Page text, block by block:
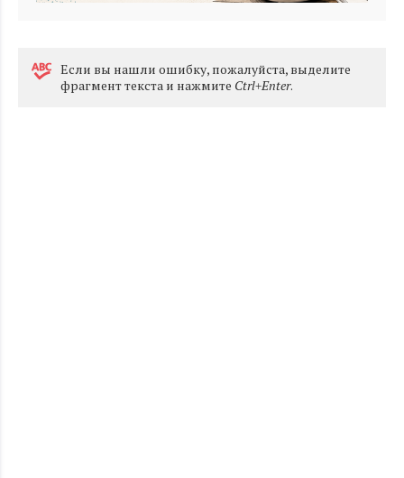
Eсли вы нашли ошибку, пожалуйста, выделите
фрагмент текста и нажмите Ctrl+Enter.